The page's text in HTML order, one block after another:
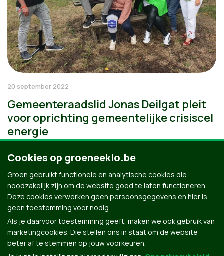
20 september 2022
Gemeenteraadslid Jonas Deilgat pleit
voor oprichting gemeentelijke crisiscel
energie
Cookies op groeneeklo.be
Groen gebruikt functionele en analytische cookies die
noodzakelijk zijn om de website goed te laten functioneren.
Deze cookies verwerken geen persoonsgegevens en hier is
geen toestemming voor nodig.
Als je daarvoor toestemming geeft, maken we ook gebruik van
marketingcookies. Die stellen ons in staat om de website
beter af te stemmen op jouw voorkeuren.